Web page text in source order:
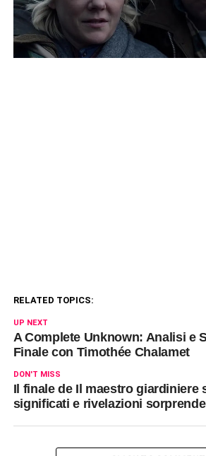
RELATED TOPICS:
UP NEXT
A Complete Unknown: Analisi e
Finale con Timothée Chalamet
DON'T MISS
Il finale de Il maestro giardiniere
significati e rivelazioni